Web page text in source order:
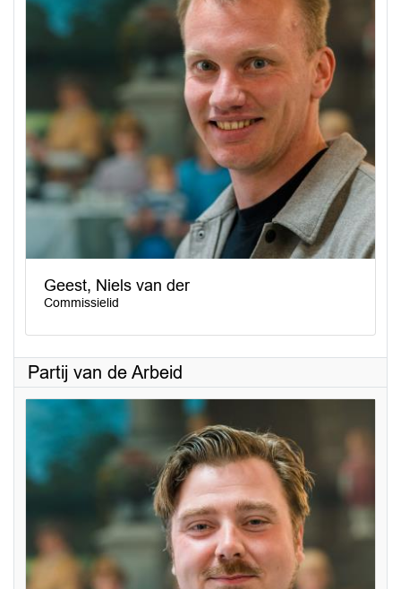
Geest, Niels van der
Commissielid
Partij van de Arbeid